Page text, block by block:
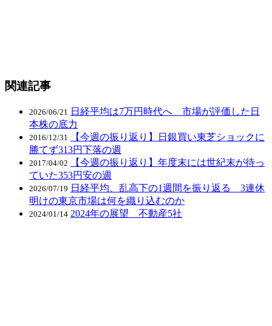
関連記事
2026/06/21
日経平均は7万円時代へ 市場が評価した日
本株の底力
2016/12/31
【今週の振り返り】日銀買い東芝ショックに
勝てず313円下落の週
2017/04/02
【今週の振り返り】年度末には世紀末が待っ
ていた353円安の週
2026/07/19 日経平均、乱高下の1週間を振り返る 3連休
明けの東京市場は何を織り込むのか
2024/01/14 2024年の展望 不動産5社